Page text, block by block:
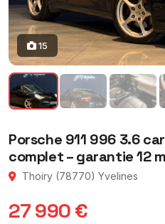
15
Porsche 911 996 3.6
complet – garantie 12
Thoiry (78770) Yvelines
27 990 €